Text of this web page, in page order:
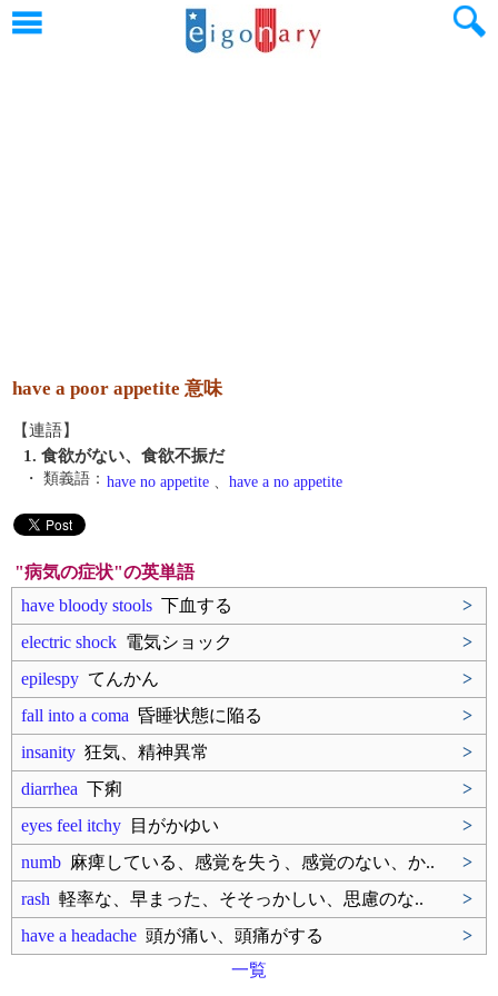
have a poor appetite 意味
【連語】
1. 食欲がない、食欲不振だ
・ 類義語： have no appetite 、 have a no appetite
"病気の症状"の英単語
have bloody stools 下血する
>
electric shock 電気ショック
>
epilespy てんかん
>
fall into a coma 昏睡状態に陥る
>
insanity 狂気、精神異常
>
diarrhea 下痢
>
eyes feel itchy 目がかゆい
>
numb 麻痺している、感覚を失う、感覚のない、か..
>
rash 軽率な、早まった、そそっかしい、思慮のな..
>
have a headache 頭が痛い、頭痛がする
>
一覧